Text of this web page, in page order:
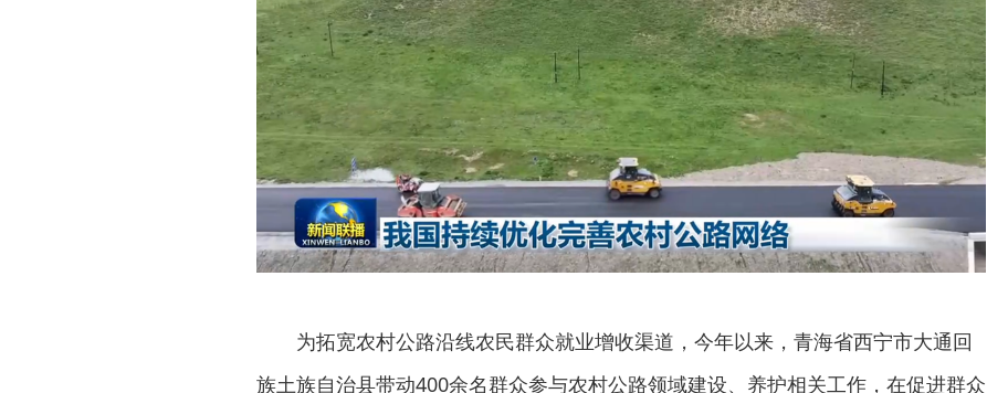
为拓宽农村公路沿线农民群众就业增收渠道，今年以来，青海省西宁市大通回
族土族自治县带动400余名群众参与农村公路领域建设、养护相关工作，在促进群众